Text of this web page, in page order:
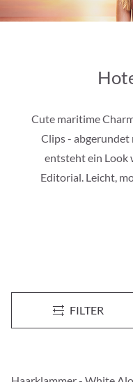
Cute maritime
Clips -
entsteht ein Look
Editorial. Leicht,
FILTER
Haarnadel - Golden